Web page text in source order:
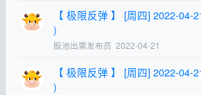
【 极限反弹 】 [周四] 2022-04-
)
股池出票发布员 2022-04-21
【 极限反弹 】 [周四] 2022-04-
)